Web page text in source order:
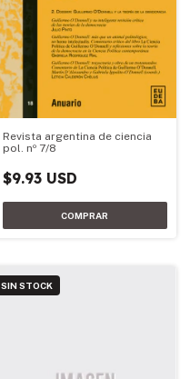
Revista argentina de ciencia
pol. nº 7/8
$9.93 USD
SIN STOCK